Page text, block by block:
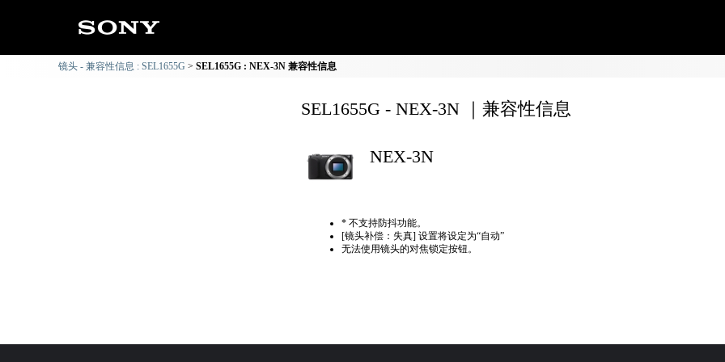
镜头 - 兼容性信息 : SEL1655G SEL1655G : NEX-3N 兼容性信息
SEL1655G - NEX-3N ｜兼容性信息
NEX-3N
* 不支持防抖功能。
[镜头补偿：失真] 设置将设定为“自动”
无法使用镜头的对焦锁定按钮。